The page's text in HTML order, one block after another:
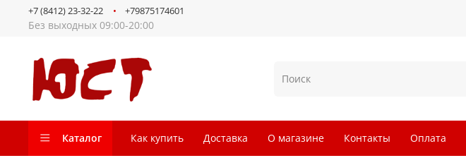
Без выходных 09:00-20:00
+7 (8412) 23-32-22 +79875174601
Каталог Как купить Доставка О магазине Контакты Оплата